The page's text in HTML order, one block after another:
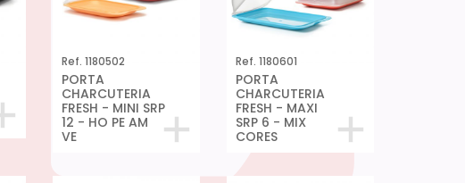
Ref. 1180502
PORTA
CHARCUTERIA
FRESH - MINI SRP
12 - HO PE AM
VE
Ref. 1180601
PORTA
CHARCUTERIA
FRESH - MAXI
SRP 6 - MIX
CORES